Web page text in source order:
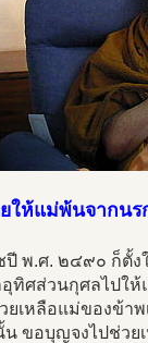
ให้แม่พ้นจากนร
ปี พ.ศ. ๒๔๙๐ ก็ตั้ง
ทิศส่วนกุศลไปให้
ยเหลือแม่ของข้า
น ขอบุญจงไปช่ว